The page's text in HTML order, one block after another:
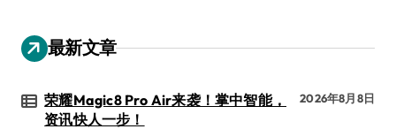
最新文章
荣耀Magic8 Pro Air来袭！掌中智能，
资讯快人一步！
2026年8月8日